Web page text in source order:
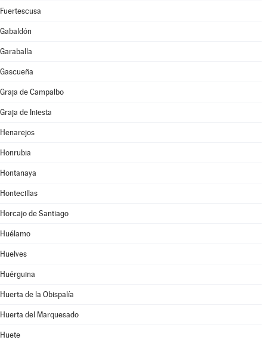
Fuertescusa
Gabaldón
Garaballa
Gascueña
Graja de Campalbo
Graja de Iniesta
Henarejos
Honrubia
Hontanaya
Hontecillas
Horcajo de Santiago
Huélamo
Huelves
Huérguina
Huerta de la Obispalía
Huerta del Marquesado
Huete